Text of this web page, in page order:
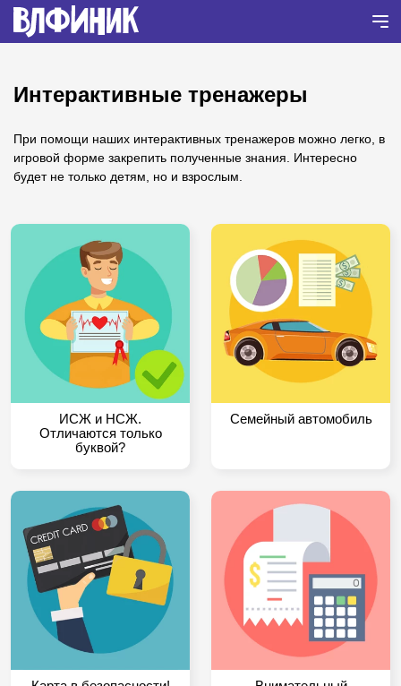
Интерактивные тренажеры
При помощи наших интерактивных тренажеров можно легко, в
игровой форме закрепить полученные знания. Интересно
будет не только детям, но и взрослым.
ИСЖ и НСЖ.
Отличаются только
буквой?
Семейный автомобиль